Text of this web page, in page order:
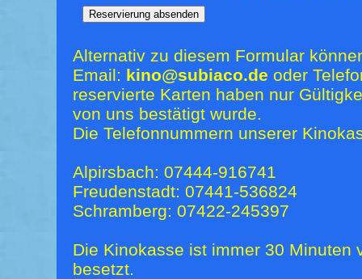
Alternativ zu diesem Formular
Email: kino@subiaco.de oder
reservierte Karten haben nur
von uns bestätigt wurde.
Die Telefonnummern unserer
Alpirsbach: 07444-916741
Freudenstadt: 07441-536824
Schramberg: 07422-245397
Die Kinokasse ist immer 30 Minuten
besetzt.